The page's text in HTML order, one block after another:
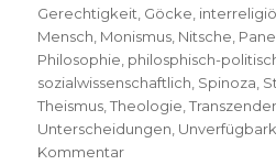
Gerechtigkeit Göcke
Mensch Monismus Nitsche
Philosophie philosphisch-
sozialwissenschaftlich Spinoza
Theismus ,Theologie ,
Unterscheidungen
Kommentarzu